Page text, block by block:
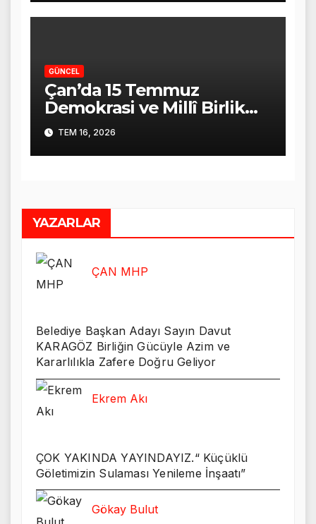
GÜNCEL
Çan’da 15 Temmuz
Demokrasi ve Millî Birlik
Günü Coşkuyla Anıldı
TEM 16, 2026
YAZARLAR
ÇAN MHP
Belediye Başkan Adayı Sayın Davut
KARAGÖZ Birliğin Gücüyle Azim ve
Kararlılıkla Zafere Doğru Geliyor
Ekrem Akı
ÇOK YAKINDA YAYINDAYIZ.“ Küçüklü
Göletimizin Sulaması Yenileme İnşaatı”
Gökay Bulut